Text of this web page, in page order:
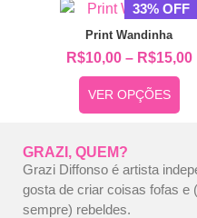
33% OFF
Print Wandinha
R$10,00 – R$15,00
VER OPÇÕES
GRAZI, QUEM?
Grazi Diffonso é artista
gosta de criar coisas fofas e
sempre) rebeldes.